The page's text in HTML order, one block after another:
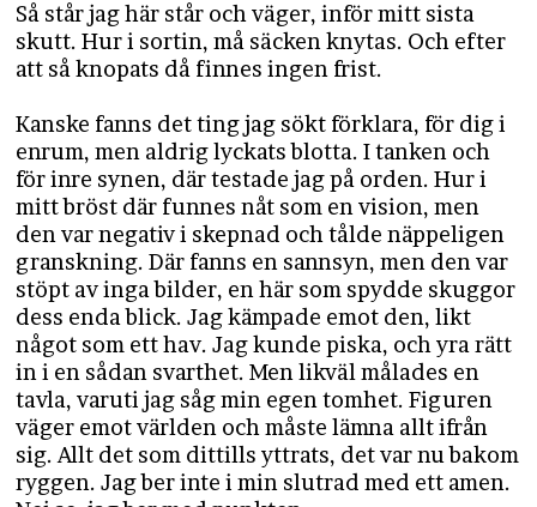
Så står jag här står och väger, inför mitt sista
skutt. Hur i sortin, må säcken knytas. Och efter
att så knopats då finnes ingen frist.
Kanske fanns det ting jag sökt förklara, för dig i
enrum, men aldrig lyckats blotta. I tanken och
för inre synen, där testade jag på orden. Hur i
mitt bröst där funnes nåt som en vision, men
den var negativ i skepnad och tålde näppeligen
granskning. Där fanns en sannsyn, men den var
stöpt av inga bilder, en här som spydde skuggor
dess enda blick. Jag kämpade emot den, likt
något som ett hav. Jag kunde piska, och yra rätt
in i en sådan svarthet. Men likväl målades en
tavla, varuti jag såg min egen tomhet. Figuren
väger emot världen och måste lämna allt ifrån
sig. Allt det som dittills yttrats, det var nu bakom
ryggen. Jag ber inte i min slutrad med ett amen.